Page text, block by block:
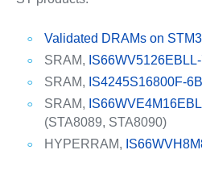
Validated DRAMs on
SRAM, IS66WV5126EBLL-
SRAM, IS4245S16800F-
SRAM,
(STA8089, STA8090)
HYPERRAM,